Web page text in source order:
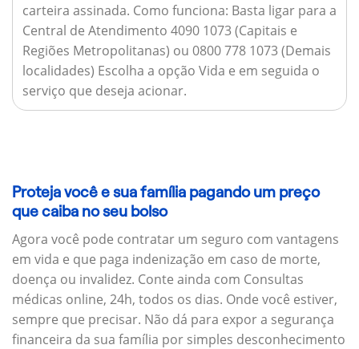
carteira assinada. Como funciona: Basta ligar para a
Central de Atendimento 4090 1073 (Capitais e
Regiões Metropolitanas) ou 0800 778 1073 (Demais
localidades) Escolha a opção Vida e em seguida o
serviço que deseja acionar.
Proteja você e sua família pagando um preço
que caiba no seu bolso
Agora você pode contratar um seguro com vantagens
em vida e que paga indenização em caso de morte,
doença ou invalidez. Conte ainda com Consultas
médicas online, 24h, todos os dias. Onde você estiver,
sempre que precisar. Não dá para expor a segurança
financeira da sua família por simples desconhecimento